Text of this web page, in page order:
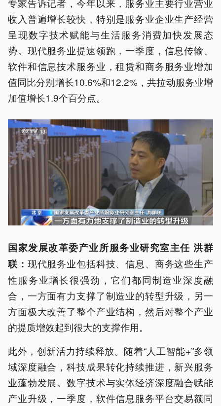
收入普遍增长较快，特别是服务业企业生产经营
呈现数字技术赋能与生活服务消费加快发展态
势。现代服务业提速领跑，一季度，信息传输、
软件和信息技术服务业，租赁和商务服务业增加
值同比分别增长10.6%和12.2%，共拉动服务业增
加值增长1.9个百分点。
国家发展改革委产业所服务业研究室主任 洪群
联： 现代服务业包括科技、信息、商务这些生产
性服务业增长很强劲，它们都同制造业深度融
合，一方面有力支撑了制造业的转型升级，另一
方面极大改善了整个产业结构，然后对整个产业
的提质增效起到很大的支撑作用。
此外，创新活力持续释放。随着“人工智能+”多领
域深度融合，科技成果转化持续推进，新兴服务
业蓬勃发展。数字技术与实体经济深度融合赋能
产业升级，一季度，软件信息服务平台交易额同